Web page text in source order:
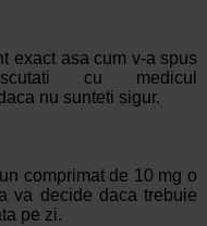
exact asa cum v-a spus
cu medicul
nu sunteti sigur.
comprimat de 10 mg o
va decide daca trebuie
pe zi.